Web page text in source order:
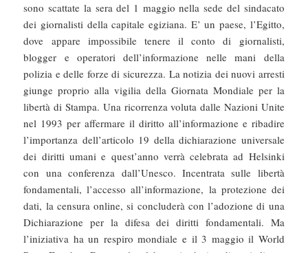
sono scattate la sera del 1 maggio nella sede del sindacato
dei giornalisti della capitale egiziana. E’ un paese, l’Egitto,
dove appare impossibile tenere il conto di giornalisti,
blogger e operatori dell’informazione nelle mani della
polizia e delle forze di sicurezza. La notizia dei nuovi arresti
giunge proprio alla vigilia della Giornata Mondiale per la
libertà di Stampa. Una ricorrenza voluta dalle Nazioni Unite
nel 1993 per affermare il diritto all’informazione e ribadire
l’importanza dell’articolo 19 della dichiarazione universale
dei diritti umani e quest’anno verrà celebrata ad Helsinki
con una conferenza dall’Unesco. Incentrata sulle libertà
fondamentali, l’accesso all’informazione, la protezione dei
dati, la censura online, si concluderà con l’adozione di una
Dichiarazione per la difesa dei diritti fondamentali. Ma
l’iniziativa ha un respiro mondiale e il 3 maggio il World